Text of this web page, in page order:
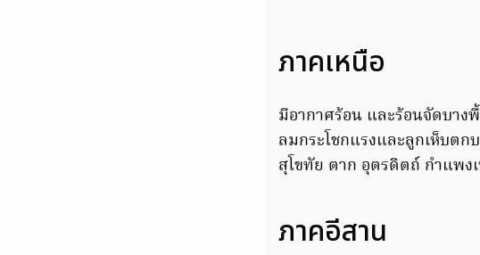
ภาคเหนือ
มีอากาศร้อน และร้อนจัดบา
ลมกระโชกแรงและลูกเห็บตก
สุโขทัย ตาก อุตรดิตถ์ กำแพ
ภาคอีสาน